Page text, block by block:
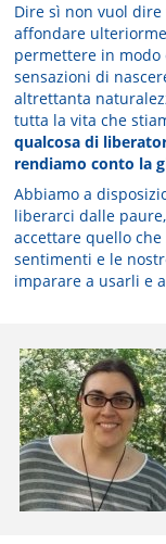
Dire sì non vuol
affondare
permettere in
sensazioni di
altrettanta
tutta la vita che
qualcosa di
rendiamo conto la
Abbiamo a
liberarci dalle
accettare quello
sentimenti e le
imparare a usarli e